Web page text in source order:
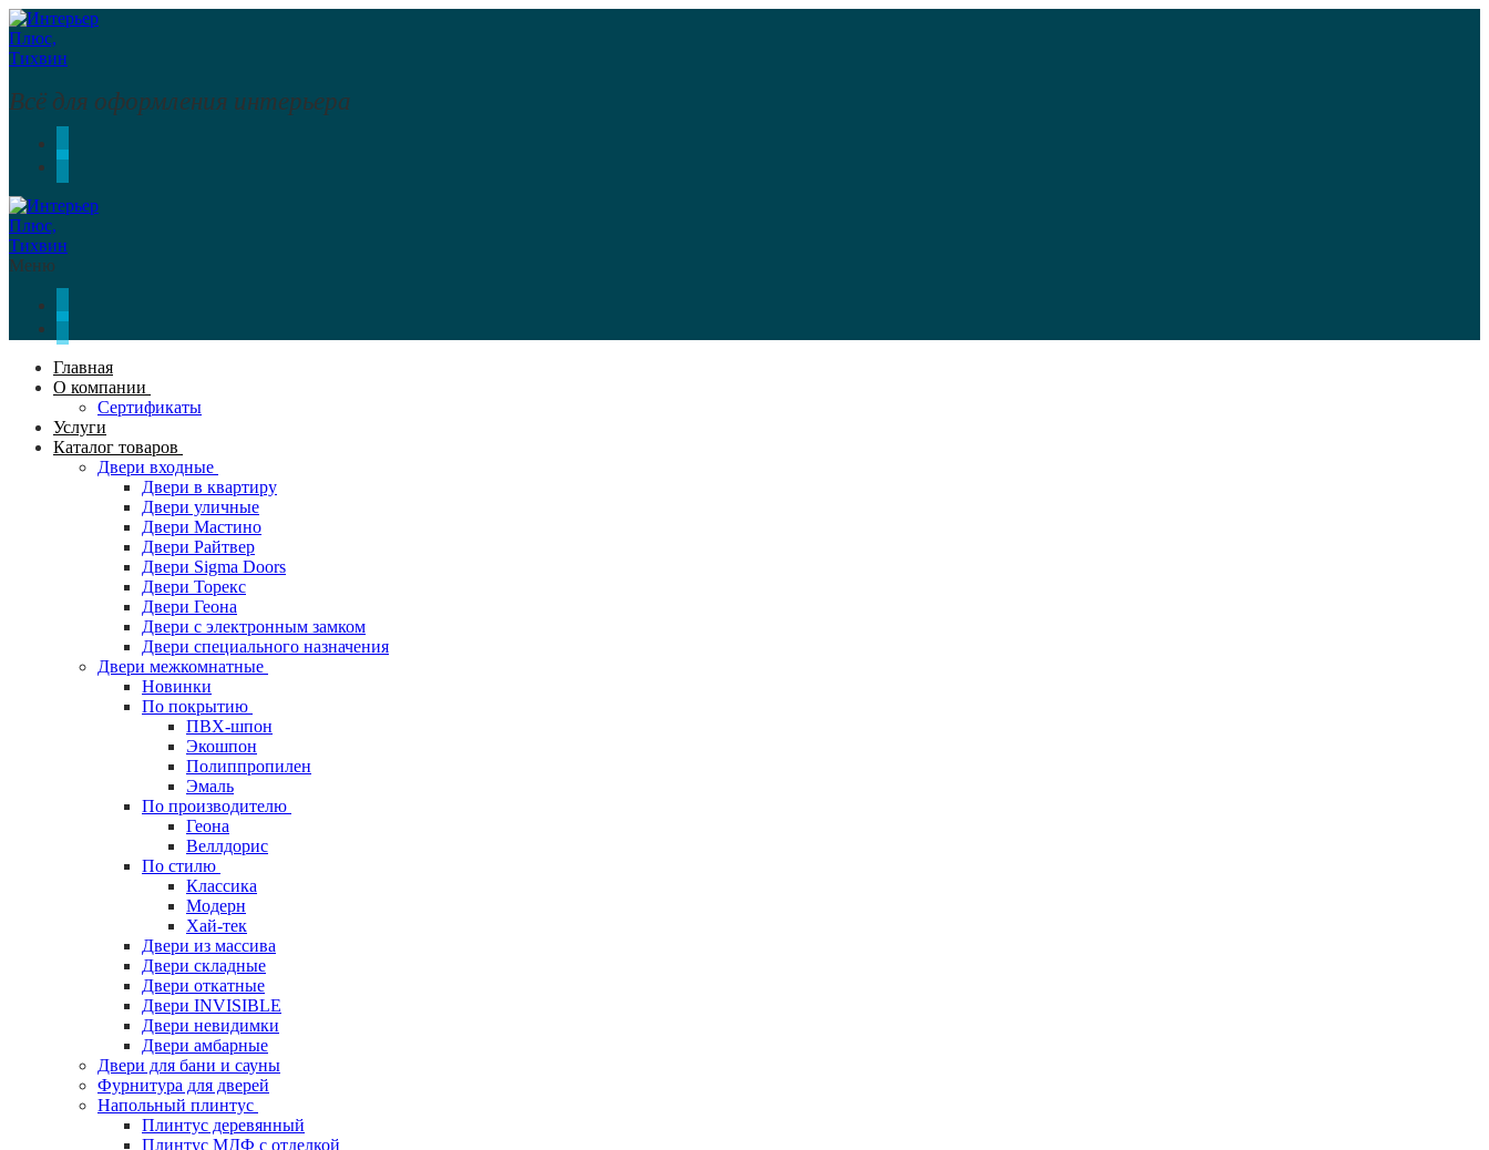
Перейти
к
содержимому
Меню
Закрыть
Всё для оформления интерьера
Меню
Главная
О компании
Сертификаты
Услуги
Каталог товаров
Двери входные
Двери в квартиру
Двери уличные
Двери Мастино
Двери Райтвер
Двери Sigma Doors
Двери Торекс
Двери Геона
Двери с электронным замком
Двери специального назначения
Двери межкомнатные
Новинки
По покрытию
ПВХ-шпон
Экошпон
Полиппропилен
Эмаль
По производителю
Геона
Веллдорис
По стилю
Классика
Модерн
Хай-тек
Двери из массива
Двери складные
Двери откатные
Двери INVISIBLE
Двери невидимки
Двери амбарные
Двери для бани и сауны
Фурнитура для дверей
Напольный плинтус
Плинтус деревянный
Плинтус МДФ с отделкой